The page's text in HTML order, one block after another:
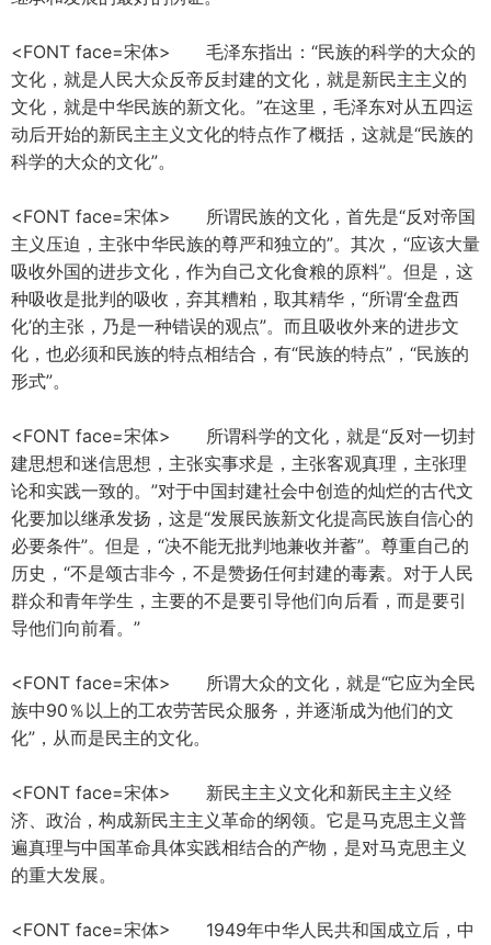
<FONT face=宋体> 毛泽东指出：“民族的科学的大众的
文化，就是人民大众反帝反封建的文化，就是新民主主义的
文化，就是中华民族的新文化。”在这里，毛泽东对从五四运
动后开始的新民主主义文化的特点作了概括，这就是“民族的
科学的大众的文化”。
<FONT face=宋体> 所谓民族的文化，首先是“反对帝国
主义压迫，主张中华民族的尊严和独立的”。其次，“应该大量
吸收外国的进步文化，作为自己文化食粮的原料”。但是，这
种吸收是批判的吸收，弃其糟粕，取其精华，“所谓‘全盘西
化’的主张，乃是一种错误的观点”。而且吸收外来的进步文
化，也必须和民族的特点相结合，有“民族的特点”，“民族的
形式”。
<FONT face=宋体> 所谓科学的文化，就是“反对一切封
建思想和迷信思想，主张实事求是，主张客观真理，主张理
论和实践一致的。”对于中国封建社会中创造的灿烂的古代文
化要加以继承发扬，这是“发展民族新文化提高民族自信心的
必要条件”。但是，“决不能无批判地兼收并蓄”。尊重自己的
历史，“不是颂古非今，不是赞扬任何封建的毒素。对于人民
群众和青年学生，主要的不是要引导他们向后看，而是要引
导他们向前看。”
<FONT face=宋体> 所谓大众的文化，就是“它应为全民
族中90％以上的工农劳苦民众服务，并逐渐成为他们的文
化”，从而是民主的文化。
<FONT face=宋体> 新民主主义文化和新民主主义经
济、政治，构成新民主主义革命的纲领。它是马克思主义普
遍真理与中国革命具体实践相结合的产物，是对马克思主义
的重大发展。
<FONT face=宋体> 1949年中华人民共和国成立后，中